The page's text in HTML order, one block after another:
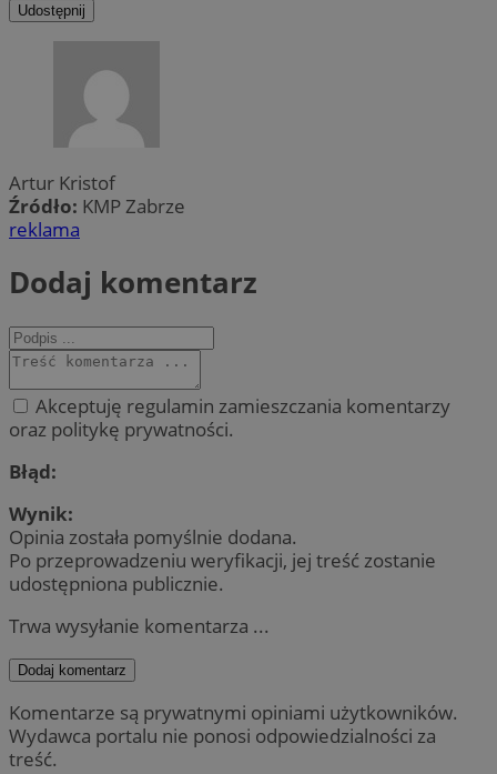
Udostępnij
Artur Kristof
Źródło: KMP Zabrze
reklama
Dodaj komentarz
Akceptuję regulamin zamieszczania komentarzy
oraz politykę prywatności.
Błąd:
Wynik:
Opinia została pomyślnie dodana.
Po przeprowadzeniu weryfikacji, jej treść zostanie
udostępniona publicznie.
Trwa wysyłanie komentarza ...
Dodaj komentarz
Komentarze są prywatnymi opiniami użytkowników.
Wydawca portalu nie ponosi odpowiedzialności za
treść.